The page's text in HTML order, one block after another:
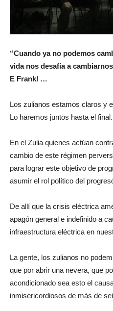
“Cuando ya no podemos
vida nos desafía a
E Frankl …
Los zulianos estamos claros y
Lo haremos juntos hasta el final.
En el Zulia quienes actúan
cambio de este régimen
para lograr este objetivo de
asumir el rol político del
De allí que la crisis eléctrica
apagón general e indefinido a
infraestructura eléctrica en
La gente, los zulianos no
que por abrir una nevera, que
acondicionado sea esto el
inmisericordiosos de más de